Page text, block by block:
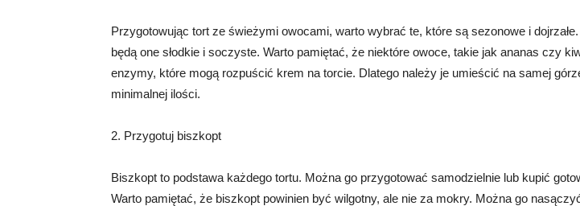
Przygotowując tort ze świeżymi owocami, warto wybrać te, które są sezonowe i
będą one słodkie i soczyste. Warto pamiętać, że niektóre owoce, takie jak ananas czy
enzymy, które mogą rozpuścić krem na torcie. Dlatego należy je umieścić na samej
minimalnej ilości.
2. Przygotuj biszkopt
Biszkopt to podstawa każdego tortu. Można go przygotować samodzielnie lub kupić
Warto pamiętać, że biszkopt powinien być wilgotny, ale nie za mokry. Można go